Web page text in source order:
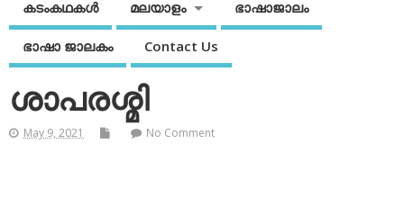
കടംകഥകള്‍ മലയാളം ഭാഷാജാലം
ഭാഷാ ജാലകം Contact Us
ശാപരശ്മി
May 9, 2021 No Comment